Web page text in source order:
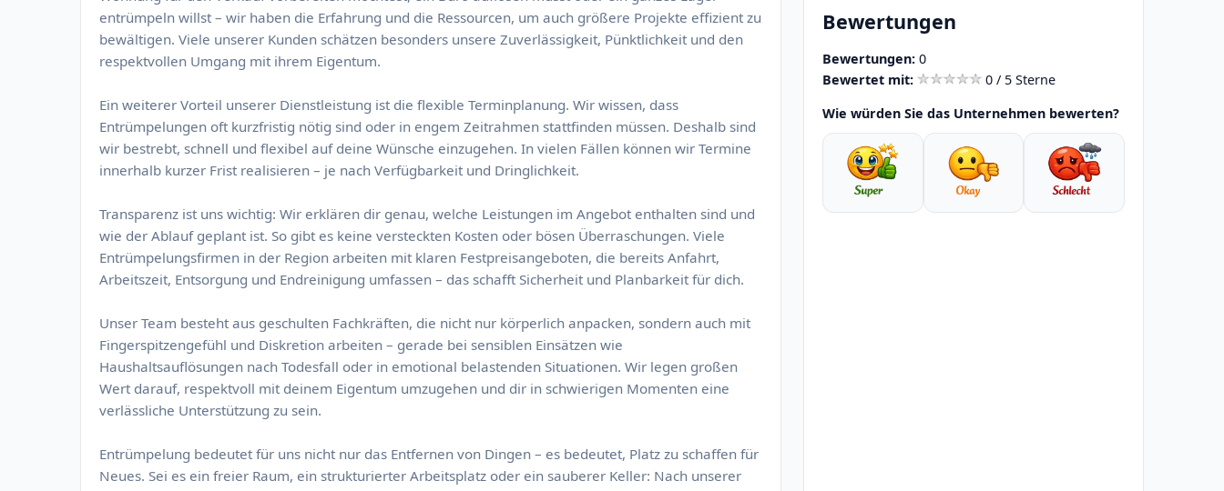
entrümpeln willst – wir haben die Erfahrung und die Ressourcen, um auch größere Projekte effizient zu
bewältigen. Viele unserer Kunden schätzen besonders unsere Zuverlässigkeit, Pünktlichkeit und den
respektvollen Umgang mit ihrem Eigentum.
Ein weiterer Vorteil unserer Dienstleistung ist die flexible Terminplanung. Wir wissen, dass
Entrümpelungen oft kurzfristig nötig sind oder in engem Zeitrahmen stattfinden müssen. Deshalb sind
wir bestrebt, schnell und flexibel auf deine Wünsche einzugehen. In vielen Fällen können wir Termine
innerhalb kurzer Frist realisieren – je nach Verfügbarkeit und Dringlichkeit.
Transparenz ist uns wichtig: Wir erklären dir genau, welche Leistungen im Angebot enthalten sind und
wie der Ablauf geplant ist. So gibt es keine versteckten Kosten oder bösen Überraschungen. Viele
Entrümpelungsfirmen in der Region arbeiten mit klaren Festpreisangeboten, die bereits Anfahrt,
Arbeitszeit, Entsorgung und Endreinigung umfassen – das schafft Sicherheit und Planbarkeit für dich.
Unser Team besteht aus geschulten Fachkräften, die nicht nur körperlich anpacken, sondern auch mit
Fingerspitzengefühl und Diskretion arbeiten – gerade bei sensiblen Einsätzen wie
Haushaltsauflösungen nach Todesfall oder in emotional belastenden Situationen. Wir legen großen
Wert darauf, respektvoll mit deinem Eigentum umzugehen und dir in schwierigen Momenten eine
verlässliche Unterstützung zu sein.
Entrümpelung bedeutet für uns nicht nur das Entfernen von Dingen – es bedeutet, Platz zu schaffen für
Neues. Sei es ein freier Raum, ein strukturierter Arbeitsplatz oder ein sauberer Keller: Nach unserer
Bewertungen
Bewertungen: 0
Bewertet mit:
0 / 5 Sterne
Wie würden Sie das Unternehmen bewerten?